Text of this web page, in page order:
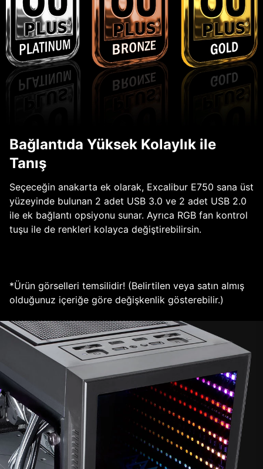
Bağlantıda Yüksek Kolaylık ile
Tanış
Seçeceğin anakarta ek olarak, Excalibur E750 sana üst
yüzeyinde bulunan 2 adet USB 3.0 ve 2 adet USB 2.0
ile ek bağlantı opsiyonu sunar. Ayrıca RGB fan kontrol
tuşu ile de renkleri kolayca değiştirebilirsin.
*Ürün görselleri temsilidir! (Belirtilen veya satın almış
olduğunuz içeriğe göre değişkenlik gösterebilir.)